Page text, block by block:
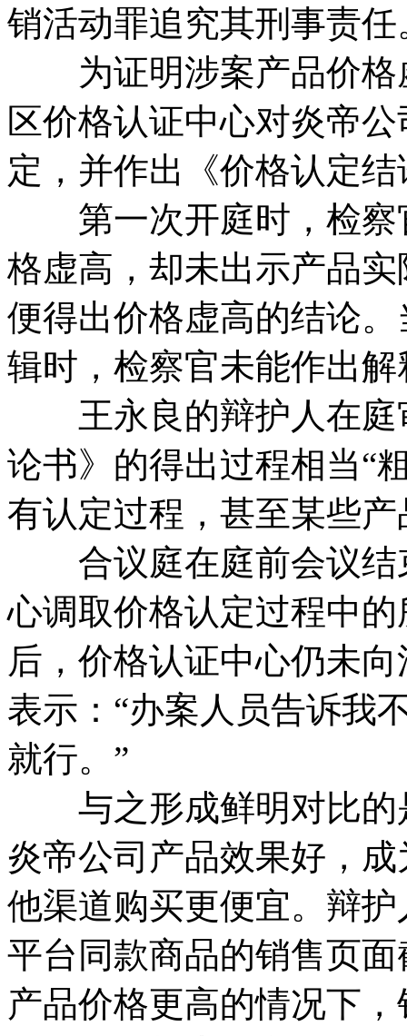
销活动罪追究其刑事责任
为证明涉案产品价格
区价格认证中心对炎帝
定，并作出《价格认定
第一次开庭时，检察
格虚高，却未出示产品
便得出价格虚高的结论
辑时，检察官未能作出解
王永良的辩护人在庭
论书》的得出过程相当“
有认定过程，甚至某些
合议庭在庭前会议结
心调取价格认定过程中
后，价格认证中心仍未
表示：“办案人员告诉我
就行。”
与之形成鲜明对比的
炎帝公司产品效果好，
他渠道购买更便宜。辩
平台同款商品的销售页
产品价格更高的情况下